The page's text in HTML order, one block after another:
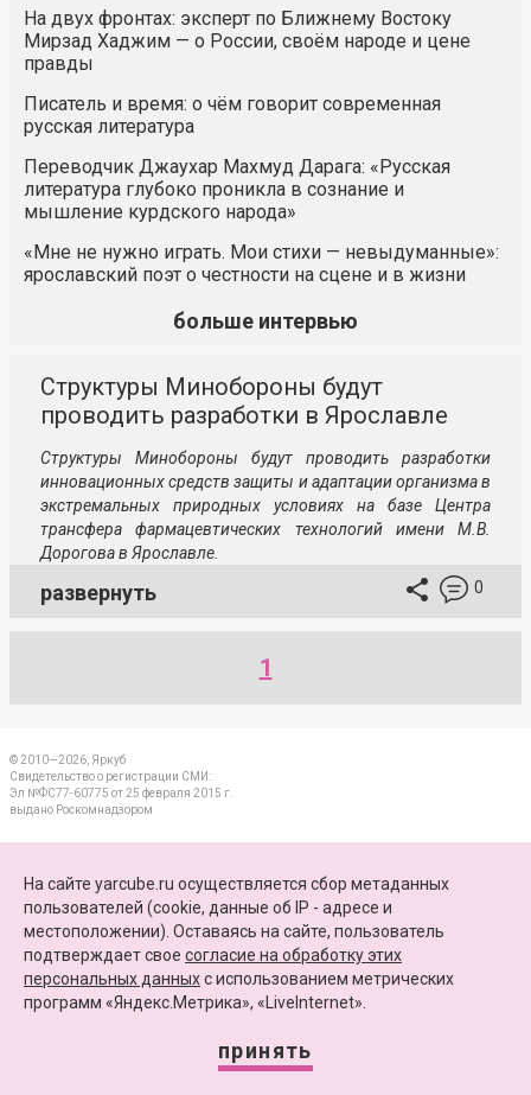
На двух фронтах: эксперт по Ближнему Востоку
Мирзад Хаджим — о России, своём народе и цене
правды
Писатель и время: о чём говорит современная
русская литература
Переводчик Джаухар Махмуд Дарага: «Русская
литература глубоко проникла в сознание и
мышление курдского народа»
«Мне не нужно играть. Мои стихи — невыдуманные»:
ярославский поэт о честности на сцене и в жизни
больше интервью
Структуры Минобороны будут
проводить разработки в Ярославле
Структуры Минобороны будут проводить разработки
инновационных средств защиты и адаптации организма в
экстремальных природных условиях на базе Центра
трансфера фармацевтических технологий имени М.В.
Дорогова в Ярославле.
развернуть 0
1
© 2010—2026, Яркуб
Свидетельство о регистрации СМИ:
Эл №ФС77-60775 от 25 февраля 2015 г.
выдано Роскомнадзором
ПАРТНЕРЫ
КАРТА САЙТА
+7 (4852) 64-15-52
Сайт функционирует при финансовой поддержке Министерства цифрового развития,
связи и массовых коммуникаций Российской Федерации
На сайте yarcube.ru осуществляется сбор метаданных
пользователей (cookie, данные об IP - адресе и
местоположении). Оставаясь на сайте, пользователь
подтверждает свое согласие на обработку этих
персональных данныхc использованием метрических
программ «Яндекс.Метрика», «LiveInternet».
принять